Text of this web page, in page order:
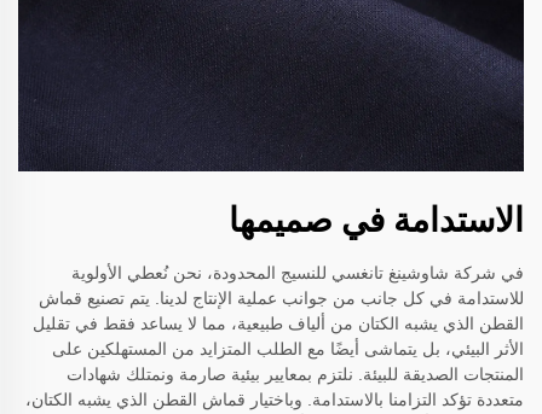
الاستدامة في صميمها
في شركة شاوشينغ تانغسي للنسيج المحدودة، نحن نُعطي الأولوية
للاستدامة في كل جانب من جوانب عملية الإنتاج لدينا. يتم تصنيع قماش
القطن الذي يشبه الكتان من ألياف طبيعية، مما لا يساعد فقط في تقليل
الأثر البيئي، بل يتماشى أيضًا مع الطلب المتزايد من المستهلكين على
المنتجات الصديقة للبيئة. نلتزم بمعايير بيئية صارمة ونمتلك شهادات
متعددة تؤكد التزامنا بالاستدامة. وباختيار قماش القطن الذي يشبه الكتان،